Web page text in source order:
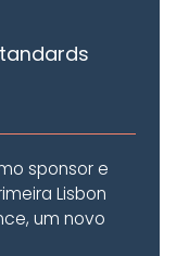
sponsor e
Lisbon
um novo